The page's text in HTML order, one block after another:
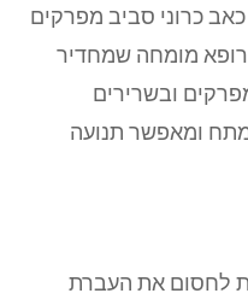
כרוני סביב מפרקים
רופא מומחה שמחדיר
ובשרירים
ומאפשר תנועה
לחסום את העברת